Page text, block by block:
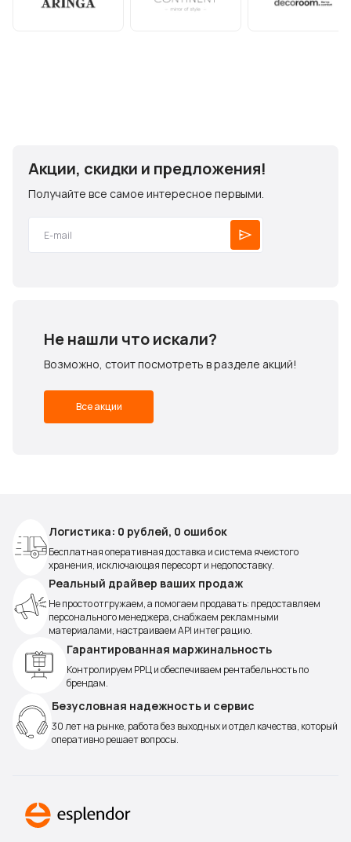
Акции, скидки и предложения!
Получайте все самое интересное первыми.
Не нашли что искали?
Возможно, стоит посмотреть в разделе акций!
Все акции
Логистика: 0 рублей, 0 ошибок
Бесплатная оперативная доставка и система ячеистого
хранения, исключающая пересорт и недопоставку.
Реальный драйвер ваших продаж
Не просто отгружаем, а помогаем продавать: предоставляем
персонального менеджера, снабжаем рекламными
материалами, настраиваем API интеграцию.
Гарантированная маржинальность
Контролируем РРЦ и обеспечиваем рентабельность по
брендам.
Безусловная надежность и сервис
30 лет на рынке, работа без выходных и отдел качества, который
оперативно решает вопросы.